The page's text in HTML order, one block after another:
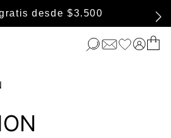
desde $3.500